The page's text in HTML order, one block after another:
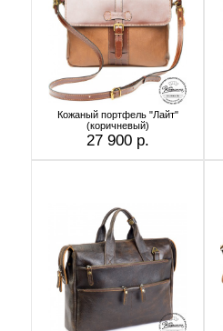
Кожаный портфель "Лайт"
(коричневый)
27 900 р.